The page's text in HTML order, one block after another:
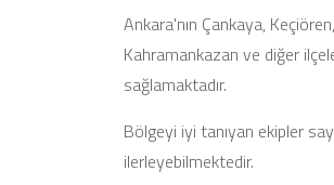
Ankara'nın Çankaya,
Kahramankazan ve diğer
sağlamaktadır.
Bölgeyi iyi tanıyan ekipler
ilerleyebilmektedir.